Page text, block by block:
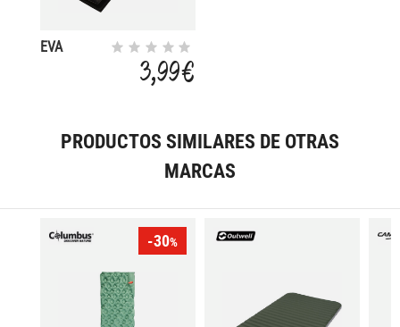
EVA
3,99 €
PRODUCTOS SIMILARES DE OTRAS
MARCAS
-30%